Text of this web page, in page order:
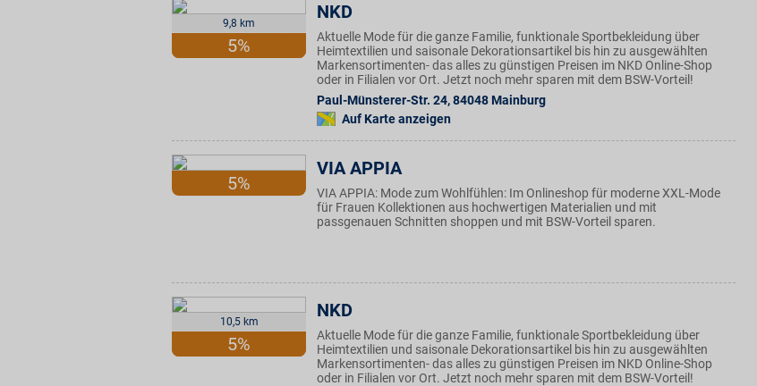
9,8 km
5%
NKD
Aktuelle Mode für die ganze Familie, funktionale Sportbekleidung über
Heimtextilien und saisonale Dekorationsartikel bis hin zu ausgewählten
Markensortimenten- das alles zu günstigen Preisen im NKD Online-Shop
oder in Filialen vor Ort. Jetzt noch mehr sparen mit dem BSW-Vorteil!
Paul-Münsterer-Str. 24,84048 Mainburg
Auf Karte anzeigen
5%
VIA APPIA
VIA APPIA: Mode zum Wohlfühlen: Im Onlineshop für moderne XXL-Mode
für Frauen Kollektionen aus hochwertigen Materialien und mit
passgenauen Schnitten shoppen und mit BSW-Vorteil sparen.
10,5 km
5%
NKD
Aktuelle Mode für die ganze Familie, funktionale Sportbekleidung über
Heimtextilien und saisonale Dekorationsartikel bis hin zu ausgewählten
Markensortimenten- das alles zu günstigen Preisen im NKD Online-Shop
oder in Filialen vor Ort. Jetzt noch mehr sparen mit dem BSW-Vorteil!